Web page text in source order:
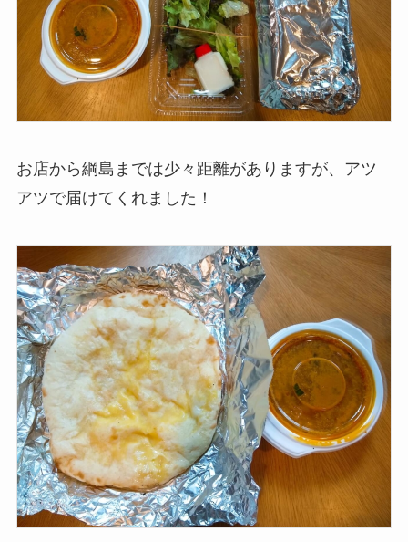
お店から綱島までは少々距離がありますが、アツ
アツで届けてくれました！